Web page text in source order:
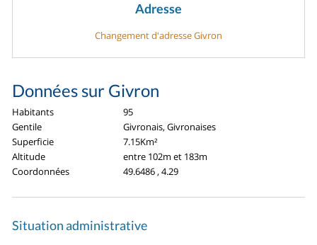
Adresse
Changement d'adresse Givron
Données sur Givron
Habitants
95
Gentile
Givronais, Givronaises
Superficie
7.15Km²
Altitude
entre 102m et 183m
Coordonnées
49.6486 , 4.29
Situation administrative